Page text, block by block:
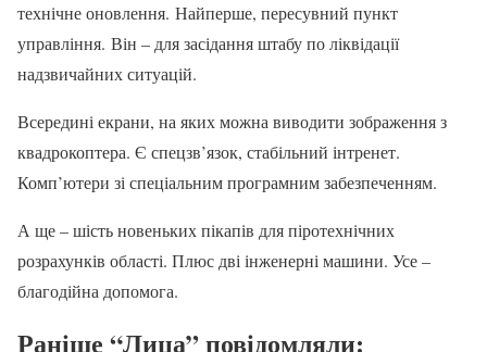
технічне оновлення. Найперше, пересувний пункт
управління. Він – для засідання штабу по ліквідації
надзвичайних ситуацій.
Всередині екрани, на яких можна виводити зображення з
квадрокоптера. Є спецзв’язок, стабільний інтренет.
Комп’ютери зі спеціальним програмним забезпеченням.
А ще – шість новеньких пікапів для піротехнічних
розрахунків області. Плюс дві інженерні машини. Усе –
благодійна допомога.
Раніше “Лица” повідомляли: